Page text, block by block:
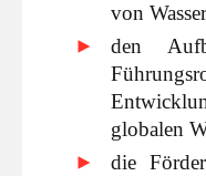
von
den
globalen
die